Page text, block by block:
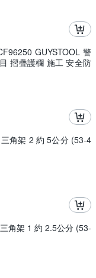
GUYSTOOL 警
摺疊護欄 施工 安全防
角架 2 約 5公分 (53-4
角架 1 約 2.5公分 (53-